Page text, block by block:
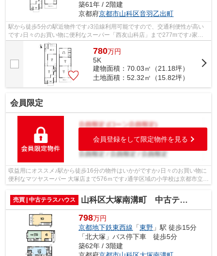
築61年 / 2階建
京都府京都市山科区音羽乙出町
駅から徒歩5分の駅近物件です♪3沿線利用可能ですので、交通利便性が高い
です♪日々のお買い物に便利なスーパー「西友山科店」まで277mです♪家か
ら192mのところに、薬や日用品を買うのに...
780万円
5K
建物面積：70.03㎡（21.18坪）
土地面積：52.32㎡（15.82坪）
会員限定
会員登録をして限定物件を見る
収益用にオススメ♪駅から徒歩16分の物件はいかがですか♪日々のお買い物に
便利なマツヤスーパー 大塚店まで576ｍです♪通学区域の小学校は京都市立大
売買 | 中古テラスハウス
山科区大塚南溝町 中古テラスハウス
798万円
京都地下鉄東西線 「東野 」駅 徒歩15分
「北大塚」バス停下車 徒歩5分
築62年 / 3階建